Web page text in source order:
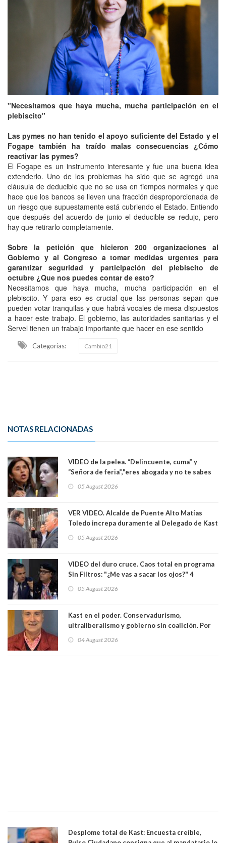
"Necesitamos que haya mucha, mucha participación en el
plebiscito"
Las pymes no han tenido el apoyo suficiente del Estado y el
Fogape también ha traído malas consecuencias ¿Cómo
reactivar las pymes?
El Fogape es un instrumento interesante y fue una buena idea
extenderlo. Uno de los problemas ha sido que se agregó una
cláusula de deducible que no se usa en tiempos normales y que
hace que los bancos se lleven una fracción desproporcionada de
un riesgo que supuestamente está cubriendo el Estado. Entiendo
que después del acuerdo de junio el deducible se redujo, pero
hay que retirarlo completamente.
Sobre la petición que hicieron 200 organizaciones al
Gobierno y al Congreso a tomar medidas urgentes para
garantizar seguridad y participación del plebiscito de
octubre ¿Que nos puedes contar de esto?
Necesitamos que haya mucha, mucha participación en el
plebiscito. Y para eso es crucial que las personas sepan que
pueden votar tranquilas y que habrá vocales de mesa dispuestos
a hacer este trabajo. El gobierno, las autoridades sanitarias y el
Servel tienen un trabajo importante que hacer en ese sentido
Categorias: Cambio21
NOTAS RELACIONADAS
VIDEO de la pelea. “Delincuente, cuma” y
“Señora de feria”,"eres abogada y no te sabes
las leyes": el feo y duro fuego cruzado entre
senadoras Camila Flores y Fabiola Campillai en
05 August 2026
VER VIDEO. Alcalde de Puente Alto Matías
Toledo increpa duramente al Delegado de Kast
Germán Codina por crisis de seguridad. "El
delegado nuevamente arrancando"
05 August 2026
VIDEO del duro cruce. Caos total en programa
Sin Filtros: "¿Me vas a sacar los ojos?" 4
panelistas abandonan set por estar invitado
excarabinero que dejó ciego a Gustavo Gatica:
05 August 2026
Kast en el poder. Conservadurismo,
ultraliberalismo y gobierno sin coalición. Por
Eduardo Saffirio S. Abogado
04 August 2026
Desplome total de Kast: Encuesta creíble,